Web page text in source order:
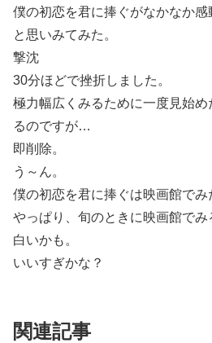
僕の初恋を君に捧ぐがなかなか
と思いみてみた。
撃沈
30分ほどで挫折しました。
極力幅広くみるために一度見始
るのですが…
即削除。
う～ん。
僕の初恋を君に捧ぐは映画館でみ
やっぱり、旬のときに映画館で
白いかも。
いいすぎかな？
関連記事